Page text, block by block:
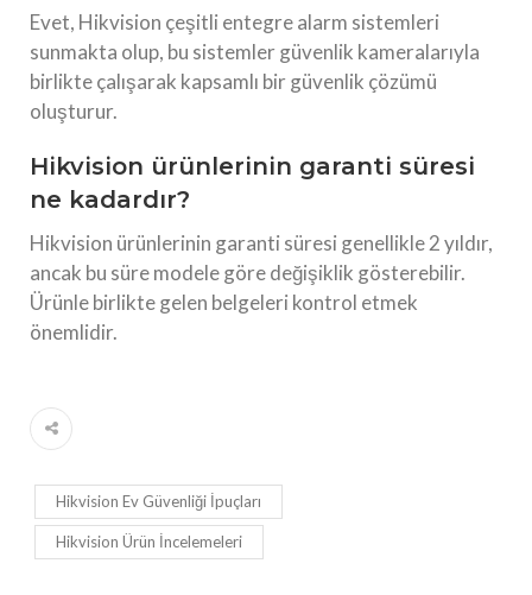
Evet, Hikvision çeşitli entegre alarm sistemleri
sunmakta olup, bu sistemler güvenlik kameralarıyla
birlikte çalışarak kapsamlı bir güvenlik çözümü
oluşturur.
Hikvision ürünlerinin garanti süresi
ne kadardır?
Hikvision ürünlerinin garanti süresi genellikle 2 yıldır,
ancak bu süre modele göre değişiklik gösterebilir.
Ürünle birlikte gelen belgeleri kontrol etmek
önemlidir.
Hikvision Ev Güvenliği İpuçları
Hikvision Ürün İncelemeleri